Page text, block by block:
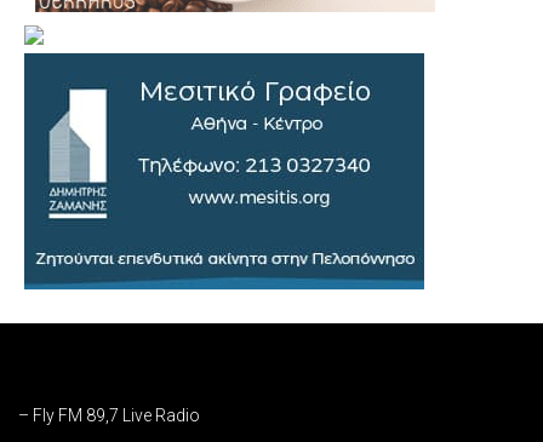
– Fly FM 89,7 Live Radio